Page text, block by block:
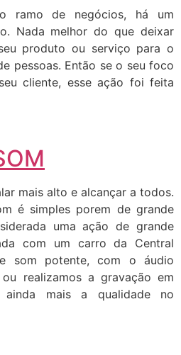
ramo de negócios, há um
Nada melhor do que deixar
produto ou serviço para o
pessoas. Então se o seu foco
cliente, esse ação foi feita
mais alto e alcançar a todos.
é simples porem de grande
uma ação de grande
com um carro da Central
som potente, com o áudio
realizamos a gravação em
ainda mais a qualidade no